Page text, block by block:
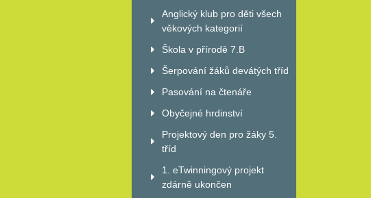
Anglický klub pro děti všech
věkových kategorií
Škola v přírodě 7.B
Šerpování žáků devátých tříd
Pasování na čtenáře
Obyčejné hrdinství
Projektový den pro žáky 5.
tříd
1. eTwinningový projekt
zdárně ukončen